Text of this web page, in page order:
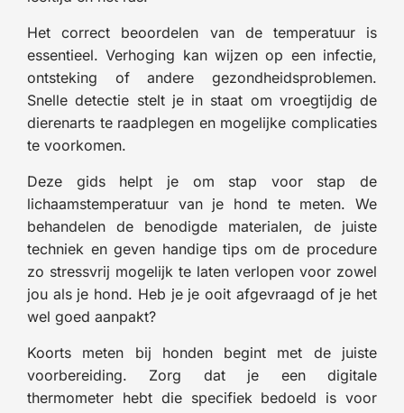
Het correct beoordelen van de temperatuur is
essentieel. Verhoging kan wijzen op een infectie,
ontsteking of andere gezondheidsproblemen.
Snelle detectie stelt je in staat om vroegtijdig de
dierenarts te raadplegen en mogelijke complicaties
te voorkomen.
Deze gids helpt je om stap voor stap de
lichaamstemperatuur van je hond te meten. We
behandelen de benodigde materialen, de juiste
techniek en geven handige tips om de procedure
zo stressvrij mogelijk te laten verlopen voor zowel
jou als je hond. Heb je je ooit afgevraagd of je het
wel goed aanpakt?
Koorts meten bij honden begint met de juiste
voorbereiding. Zorg dat je een digitale
thermometer hebt die specifiek bedoeld is voor